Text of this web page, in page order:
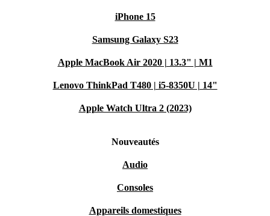
iPhone 15
Samsung Galaxy S23
Apple MacBook Air 2020 | 13.3" | M1
Lenovo ThinkPad T480 | i5-8350U | 14"
Apple Watch Ultra 2 (2023)
Nouveautés
Audio
Consoles
Appareils domestiques